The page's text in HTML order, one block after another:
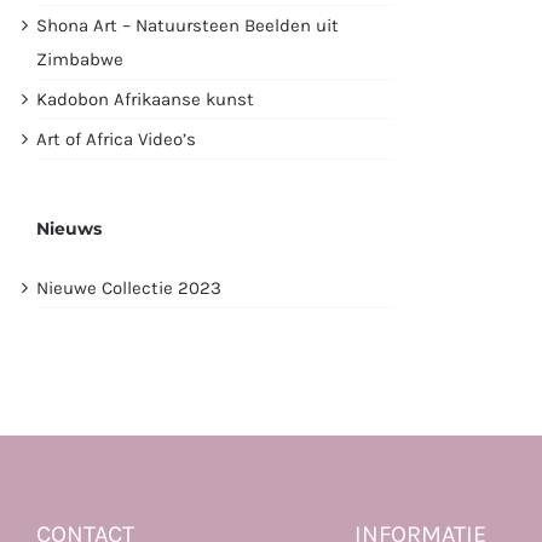
Shona Art – Natuursteen Beelden uit
Zimbabwe
Kadobon Afrikaanse kunst
Art of Africa Video’s
Nieuws
Nieuwe Collectie 2023
CONTACT INFORMATIE